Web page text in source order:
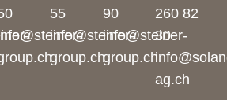
55
info@steiner-
group.ch
90
info@steiner-
group.ch
260 82
30
ag.ch